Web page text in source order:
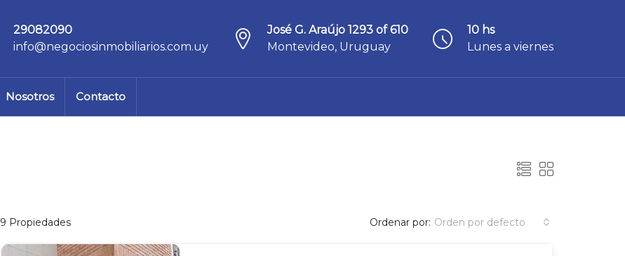
29082090
info@negociosinmobiliarios.com.uy
José G. Araújo 1293 of 610
Montevideo, Uruguay
10 hs
Lunes a viernes
Nosotros Contacto
9 Propiedades Ordenar por: Orden por defecto